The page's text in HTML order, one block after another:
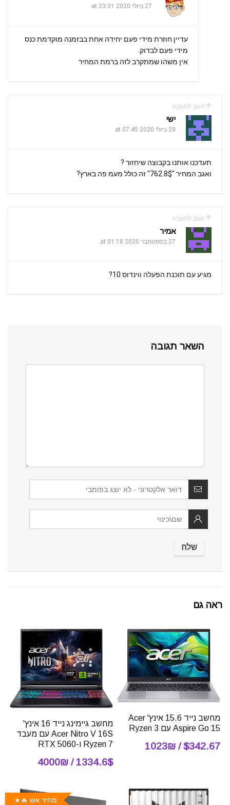
27 ביולי 2020 at 23:31
עדיין חוזרת מידי פעם יחידה אחת בבזמנה מוקדמת כנס
מידי פעם לבדוק.
אין משהו שמתקרב לזה ברמת המחיר
השב לתגובה
ישי
28 ביולי 2020 at 07:45
תעדכנו אותנו בקבוצה שיחזור ?
ואגב המחיר "762.8$" זה כולל מעמ פה בארץ?
השב לתגובה
אמיר
27 בספטמבר 2020 at 01:18
מגיע עם תוכנת הפעלה ווינדוס 10?
השאר תגובה
ראה גם
מחשב נייד 15.6 אינץ' Acer
Aspire Go 15 עם Ryzen 3
$342.67 / 1023₪
מחשב גיימינג נייד 16 אינץ'
Acer Nitro V 16S עם מעבד
Ryzen 7 ו-RTX 5060
1334.6$ / 4000₪
מחיר אש 🔥